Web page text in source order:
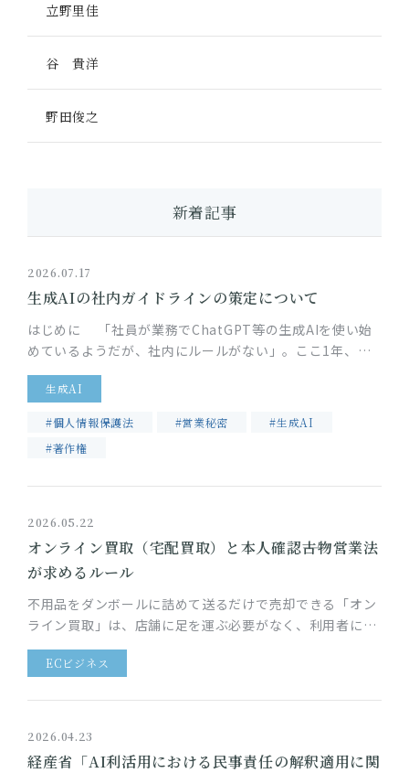
立野里佳
谷 貴洋
野田俊之
新着記事
2026.07.17
生成AIの社内ガイドラインの策定について
はじめに 「社員が業務でChatGPT等の生成AIを使い始
めているようだが、社内にルールがない」。ここ1年、顧
問先のIT企業から特に多くいただくご相談です。生成AIの
業務利用には…
生成AI
#個人情報保護法 #営業秘密
#生成AI
#著作権
2026.05.22
オンライン買取（宅配買取）と本人確認――古物営業法
が求めるルール
不用品をダンボールに詰めて送るだけで売却できる「オン
ライン買取」は、店舗に足を運ぶ必要がなく、利用者にと
って非常に手軽なサービスです。一方、買取業者には、古
物営業法により本人確認な…
ECビジネス
2026.04.23
経産省「AI利活用における民事責任の解釈適用に関